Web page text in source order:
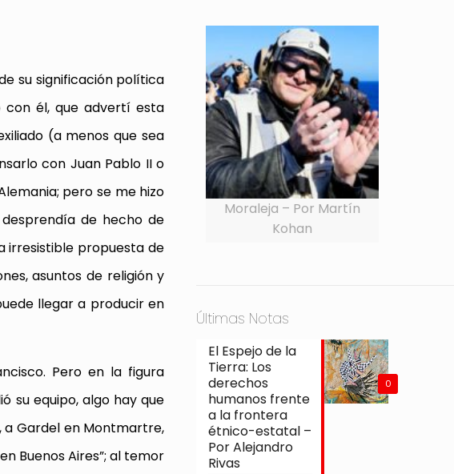
su significación política
con él, que advertí esta
(a menos que sea
con Juan Pablo II o
pero se me hizo
de hecho de
irresistible propuesta de
asuntos de religión y
llegar a producir en
Pero en la figura
su equipo, algo hay que
Gardel en Montmartre,
Buenos Aires”; al temor
Moraleja – Por Martín
Kohan
Últimas Notas
0
El Espejo de la
Tierra: Los
derechos
humanos frente
a la frontera
étnico-estatal –
Por Alejandro
Rivas